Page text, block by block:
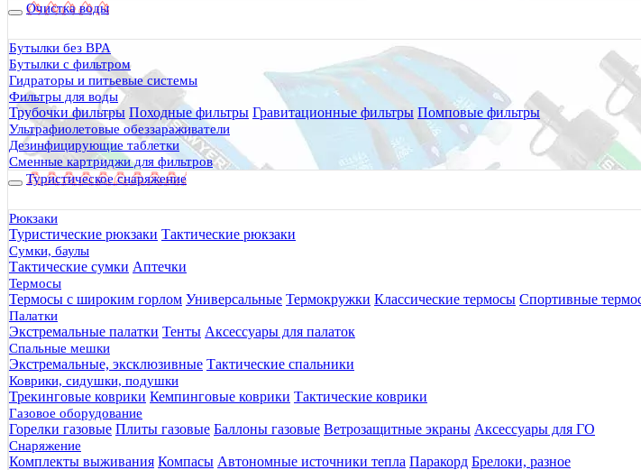
Очистка воды
Бутылки без BPA
Бутылки с фильтром
Гидраторы и питьевые системы
Фильтры для воды
Трубочки фильтры Походные фильтры Гравитационные фильтры Помповые фильтры
Ультрафиолетовые обеззараживатели
Дезинфицирующие таблетки
Сменные картриджи для фильтров
Туристическое снаряжение
Рюкзаки
Туристические рюкзаки Тактические рюкзаки
Сумки, баулы
Тактические сумки Аптечки
Термосы
Термосы с широким горлом Универсальные Термокружки Классические термосы Спортивные
Палатки
Экстремальные палатки Тенты Аксессуары для палаток
Спальные мешки
Экстремальные, эксклюзивные Тактические спальники
Коврики, сидушки, подушки
Трекинговые коврики Кемпинговые коврики Тактические коврики
Газовое оборудование
Горелки газовые Плиты газовые Баллоны газовые Ветрозащитные экраны Аксессуары для ГО
Снаряжение
Комплекты выживания Компасы Автономные источники тепла Паракорд Брелоки, разное